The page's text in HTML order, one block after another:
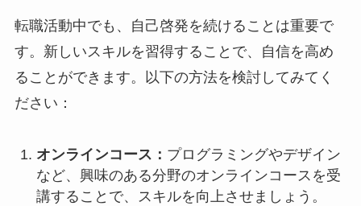
転職活動中でも、自己啓発を続けることは重要で
す。新しいスキルを習得することで、自信を高め
ることができます。以下の方法を検討してみてく
ださい：
オンラインコース： プログラミングやデザイン
など、興味のある分野のオンラインコースを受
講することで、スキルを向上させましょう。